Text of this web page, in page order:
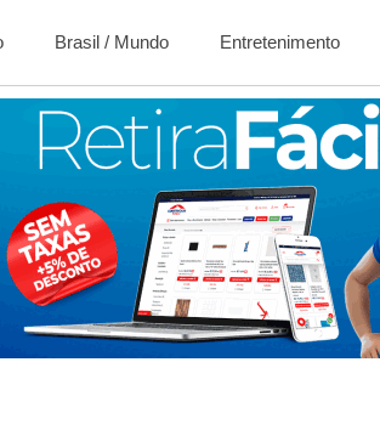
Brasil / Mundo Entretenimento